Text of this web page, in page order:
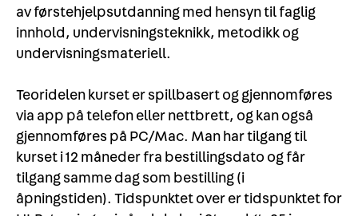
av førstehjelpsutdanning med hensyn til faglig
innhold, undervisningsteknikk, metodikk og
undervisningsmateriell.
Teoridelen kurset er spillbasert og gjennomføres
via app på telefon eller nettbrett, og kan også
gjennomføres på PC/Mac. Man har tilgang til
kurset i 12 måneder fra bestillingsdato og får
tilgang samme dag som bestilling (i
åpningstiden). Tidspunktet over er tidspunktet for